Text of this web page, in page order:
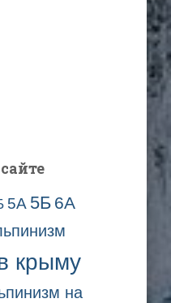
5А 5Б 6А
крыму
на